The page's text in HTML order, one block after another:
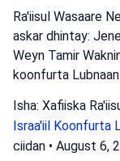
Ra'iisul Wasaare
askar dhintay:
Weyn Tamir
koonfurta Lubnaan.
Isha: Xafiiska
Israa'iil Koonfurta
ciidan • August 6,